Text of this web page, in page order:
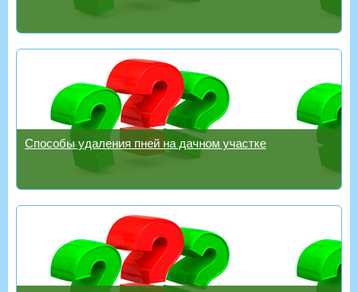
Способы удаления пней на дачном участке